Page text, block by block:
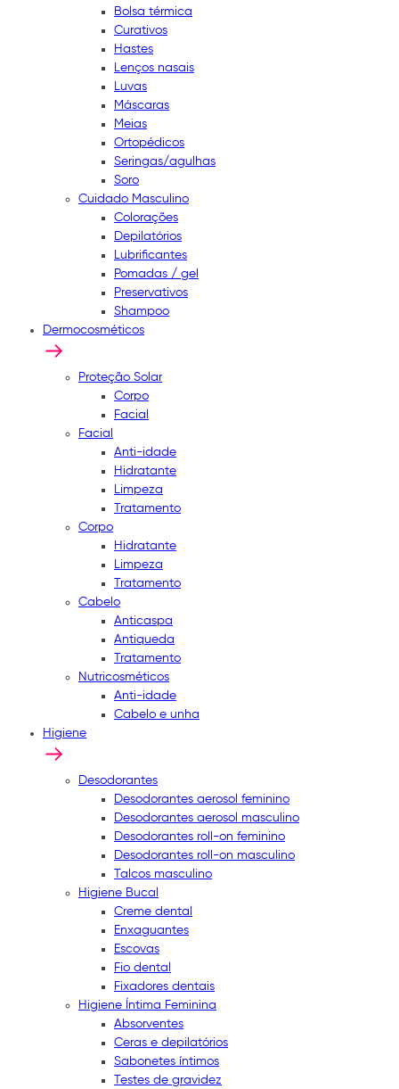
Bolsa térmica
Curativos
Hastes
Lenços nasais
Luvas
Máscaras
Meias
Ortopédicos
Seringas/agulhas
Soro
Cuidado Masculino
Colorações
Depilatórios
Lubrificantes
Pomadas / gel
Preservativos
Shampoo
Dermocosméticos
Proteção Solar
Corpo
Facial
Facial
Anti-idade
Hidratante
Limpeza
Tratamento
Corpo
Hidratante
Limpeza
Tratamento
Cabelo
Anticaspa
Antiqueda
Tratamento
Nutricosméticos
Anti-idade
Cabelo e unha
Higiene
Desodorantes
Desodorantes aerosol feminino
Desodorantes aerosol masculino
Desodorantes roll-on feminino
Desodorantes roll-on masculino
Talcos masculino
Higiene Bucal
Creme dental
Enxaguantes
Escovas
Fio dental
Fixadores dentais
Higiene Íntima Feminina
Absorventes
Ceras e depilatórios
Sabonetes íntimos
Testes de gravidez